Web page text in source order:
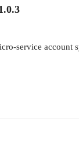
service account